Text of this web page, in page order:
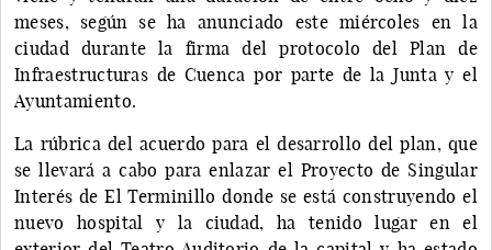
meses, según se ha anunciado este miércoles en la
ciudad durante la firma del protocolo del Plan de
Infraestructuras de Cuenca por parte de la Junta y el
Ayuntamiento.
La rúbrica del acuerdo para el desarrollo del plan, que
se llevará a cabo para enlazar el Proyecto de Singular
Interés de El Terminillo donde se está construyendo el
nuevo hospital y la ciudad, ha tenido lugar en el